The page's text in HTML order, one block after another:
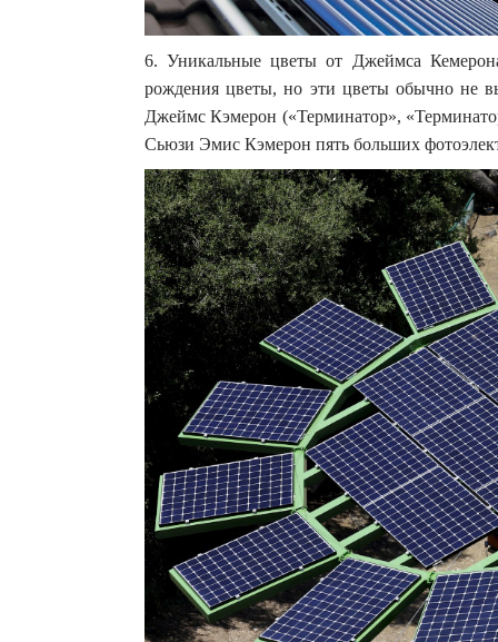
6. Уникальные цветы от Джеймса
рождения цветы, но эти цветы обычно не
Джеймс Кэмерон («Терминатор»,
Сьюзи Эмис Кэмерон пять больших